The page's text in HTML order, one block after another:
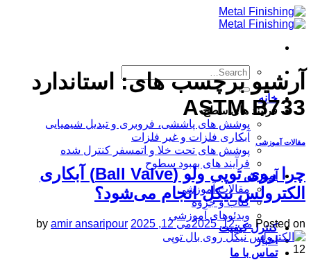
Skip
to
خانه
فرآیند های سطح
پوشش های پاششی، فروبری و تبدیل شیمیایی
آبکاری فلزات و غیر فلزات
پوشش های تحت خلا و اتمسفر کنترل شده
فرآیند های بهبود سطوح
آموزش
مقالات آموزشی
کتاب و جزوه
ویدئوهای آموزشی
کنترل کیفیت
اخبار
تماس با ما
آرشیو برچسب های: استاندارد
ASTM B733
مقالات آموزشی
چرا روی توپی‌ ولو (Ball Valve) آبکاری
الکترولس نیکل انجام می‌شود؟
Posted on می 12, 2025 می 12, 2025 by amir ansaripour
12